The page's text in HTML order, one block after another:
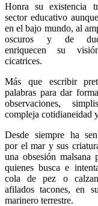
Honra su existencia
sector educativo
en el bajo mundo, al
oscuros y de
enriquecen su
cicatrices.
Más que escribir
palabras para dar
observaciones,
compleja cotidianeidad
Desde siempre ha
por el mar y sus
una obsesión malsana
quienes busca e
cola de pez o
afilados tacones, en
marinero terrestre.